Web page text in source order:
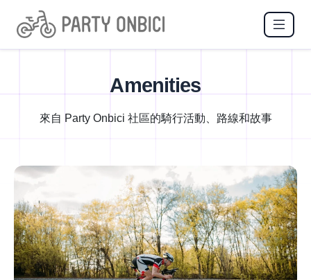
Amenities
來自 Party Onbici 社區的騎行活動、路線和故事